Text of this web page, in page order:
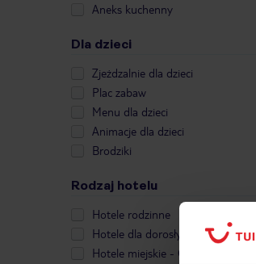
Aneks kuchenny
Dla dzieci
Zjeżdzalnie dla dzieci
Plac zabaw
Menu dla dzieci
Animacje dla dzieci
Brodziki
Rodzaj hotelu
Hotele rodzinne
Hotele dla dorosłych
Hotele miejskie - City Break